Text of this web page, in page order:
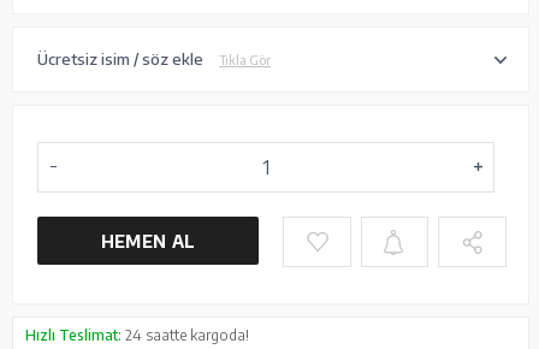
Ücretsiz isim / söz ekle Tıkla Gör
HEMEN AL
Hızlı Teslimat: 24 saatte kargoda!